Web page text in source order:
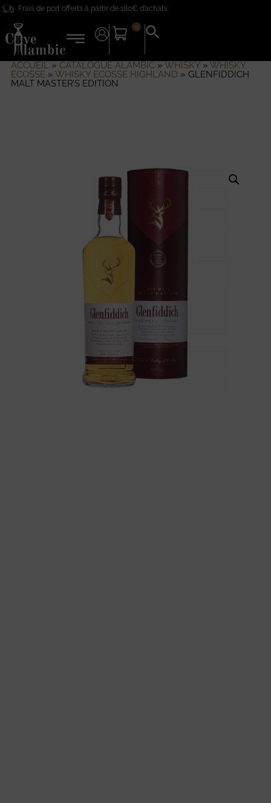
Frais de port offerts à partir de 180€ d’achats
0
Search
for:
ACCUEIL» CATALOGUE ALAMBIC» WHISKY» WHISKY
ECOSSE» WHISKY ECOSSE HIGHLAND » GLENFIDDICH
MALT MASTER’S EDITION